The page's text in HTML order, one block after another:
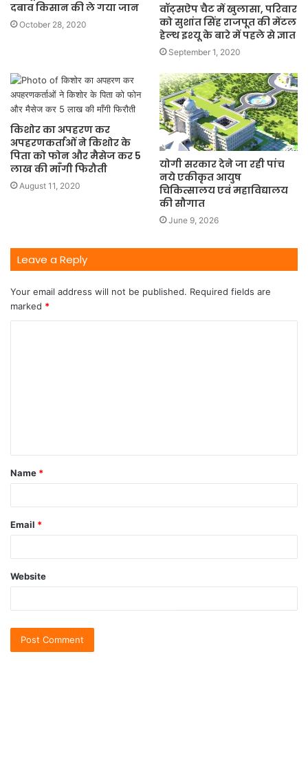
दबाव किसान की ले गया जान
October 28, 2020
वॉट्सऐप चैट में खुलासा, परिवार
को सुशांत सिंह राजपूत की मेंटल
हेल्‍थ इश्‍यू के बारे में पहले से ज्ञात
September 1, 2020
किशोर का अपहरण कर
अपहरणकर्ताओं ने किशोर के
पिता को फोन और मैसेज कर 5
लाख की माँगी फिरौती
August 11, 2020
योगी सरकार देने जा रही पांच
नये एकीकृत आयुष
चिकित्सालय एवं महाविद्यालय
की सौगात
June 9, 2026
Leave a Reply
Your email address will not be published. Required fields are
marked *
Name *
Email *
Website